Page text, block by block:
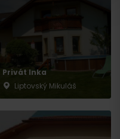
Privát Inka
Liptovský Mikuláš